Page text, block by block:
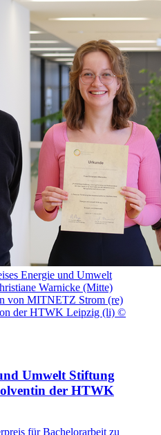
Energie und Umwelt
Warnicke (Mitte)
von MITNETZ Strom (re)
der HTWK Leipzig (li) ©
Umwelt Stiftung
der HTWK
für Bachelorarbeit zu